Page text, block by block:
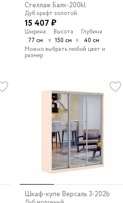
Стеллаж Балк-200kl
Дуб крафт золотой
15 407 ₽
Ширина
77 см
х
Высота
150 см х
Глубина
40 см
Можно выбрать любой цвет и
размер
Шкаф-купе Версаль 3-202b